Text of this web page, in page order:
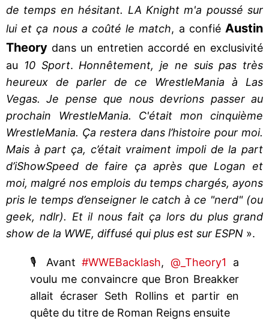
de temps en hésitant. LA Knight m'a poussé sur
lui et ça nous a coûté le match, a confié Austin
Theory dans un entretien accordé en exclusivité
au
10 Sport. Honnêtement, je ne suis pas très
heureux de parler de ce WrestleMania à Las
Vegas. Je pense que nous devrions passer au
prochain WrestleMania. C'était mon cinquième
WrestleMania. Ça restera dans l’histoire pour moi.
Mais à part ça, c’était vraiment impoli de la part
d’iShowSpeed de faire ça après que Logan et
moi, malgré nos emplois du temps chargés, ayons
pris le temps d’enseigner le catch à ce "nerd" (ou
geek, ndlr). Et il nous fait ça lors du plus grand
show de la WWE, diffusé qui plus est sur ESPN ».
🎙️ Avant#WWEBacklash,@_Theory1
a
voulu me convaincre que Bron Breakker
allait écraser Seth Rollins et partir en
quête du titre de Roman Reigns ensuite